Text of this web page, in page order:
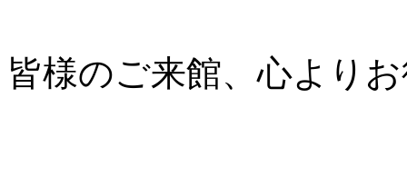
皆様のご来館、心より